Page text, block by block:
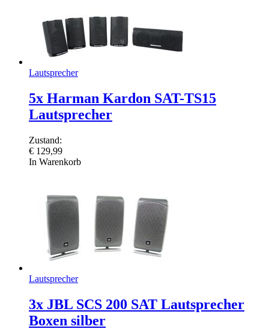
Lautsprecher
5x Harman Kardon SAT-TS15
Lautsprecher
Zustand:
€ 129,99
In Warenkorb
Lautsprecher
3x JBL SCS 200 SAT Lautsprecher
Boxen silber